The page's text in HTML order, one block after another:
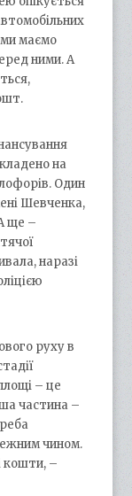
ми маємо
ними. А
на
Один
Шевченка,
ще –
наразі
руху в
– це
частина –
чином.
кошти, –